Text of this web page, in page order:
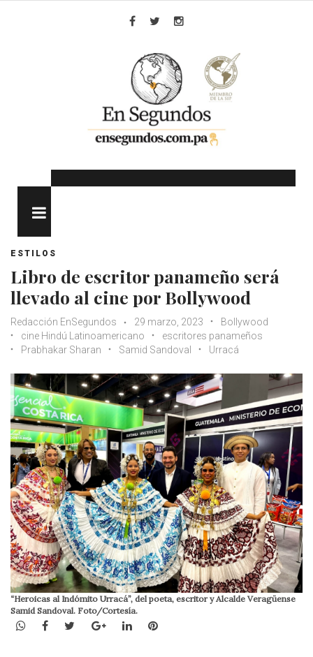
ESTILOS
Libro de escritor panameño será
llevado al cine por Bollywood
Redacción EnSegundos 29 marzo, 2023
Bollywood
cine Hindú Latinoamericano
escritores panameños
Prabhakar Sharan
Samid Sandoval Urracá
“Heroicas al Indómito Urracá”, del poeta, escritor y Alcalde Veragüense
Samid Sandoval. Foto/Cortesía.
WhatsApp
Facebook
TwitterGoogle+LinkedInPinterest